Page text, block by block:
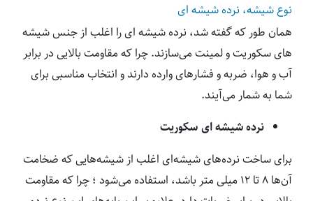
نوع شیشه، نرده شیشه ای
همان‌ طور که گفته شد، نرده شیشه ای را اغلب از جنس شیشه
های سکوریت و لمینت می‌سازند. چرا که مقاومت بالایی در برابر
آب و هوا، ضربه و فشارهای وارده دارند و انتخاب مناسبی برای
شما به شمار می‌آیند.
نرده شیشه ای سکوریت
برای ساخت نرده‌های شیشه‌ای اغلب از شیشه‌هایی که ضخامت
آن‌ها ۸ تا ۱۲ میلی متر باشد، استفاده می‌شود ‌؛ چرا که مقاومت